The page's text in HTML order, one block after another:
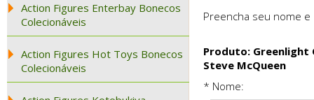
Action Figures Enterbay Bonecos
Colecionáveis
Action Figures Hot Toys Bonecos
Colecionáveis
Preencha seu nome
Produto: Greenlight
Steve McQueen
* Nome: